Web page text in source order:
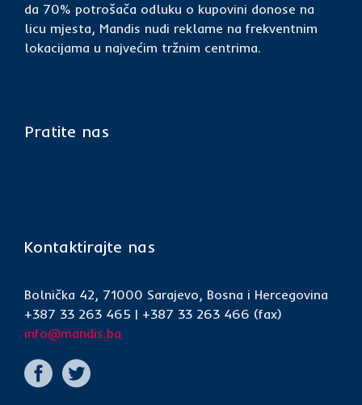
da 70% potrošača odluku o kupovini donose na
licu mjesta, Mandis nudi reklame na frekventnim
lokacijama u najvećim tržnim centrima.
Pratite nas
Kontaktirajte nas
Bolnička 42, 71000 Sarajevo, Bosna i Hercegovina
+387 33 263 465 | +387 33 263 466 (fax)
info@mandis.ba